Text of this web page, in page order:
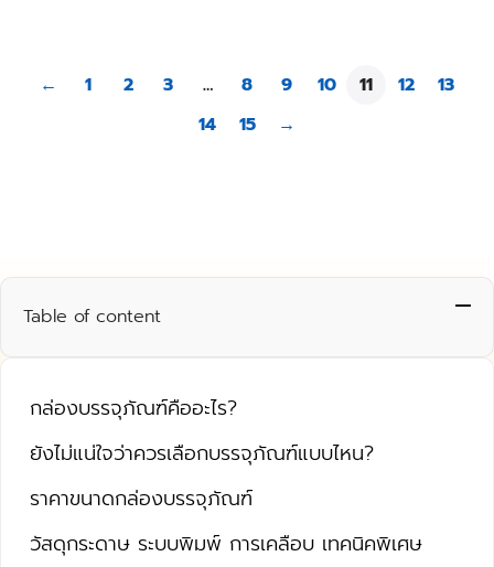
← 1 2 3 … 8 9 10 11 12
13
14
15 →
Table of content
กล่องบรรจุภัณฑ์คืออะไร?
ยังไม่แน่ใจว่าควรเลือกบรรจุภัณฑ์แบบไหน?
ราคาขนาดกล่องบรรจุภัณฑ์
วัสดุกระดาษ ระบบพิมพ์ การเคลือบ เทคนิคพิเศษ